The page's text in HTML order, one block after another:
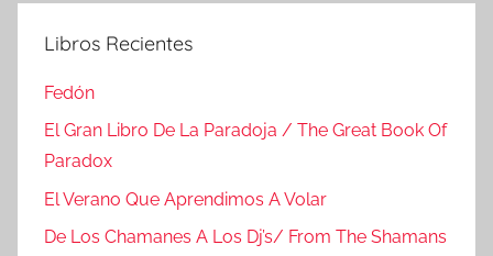
Libros Recientes
Fedón
El Gran Libro De La Paradoja / The Great Book Of
Paradox
El Verano Que Aprendimos A Volar
De Los Chamanes A Los Dj’s/ From The Shamans